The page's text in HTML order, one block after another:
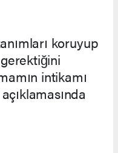
koruyup
intikamı